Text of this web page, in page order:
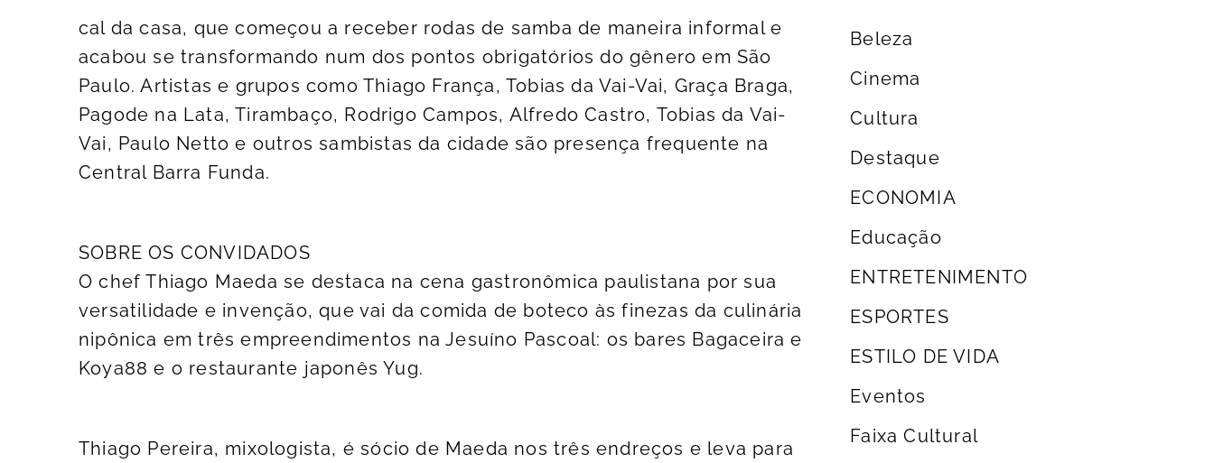
cal da casa, que começou a receber rodas de samba de maneira informal e
acabou se transformando num dos pontos obrigatórios do gênero em São
Paulo. Artistas e grupos como Thiago França, Tobias da Vai-Vai, Graça Braga,
Pagode na Lata, Tirambaço, Rodrigo Campos, Alfredo Castro, Tobias da Vai-
Vai, Paulo Netto e outros sambistas da cidade são presença frequente na
Central Barra Funda.
SOBRE OS CONVIDADOS
O chef Thiago Maeda se destaca na cena gastronômica paulistana por sua
versatilidade e invenção, que vai da comida de boteco às finezas da culinária
nipônica em três empreendimentos na Jesuíno Pascoal: os bares Bagaceira e
Koya88 e o restaurante japonês Yug.
Thiago Pereira, mixologista, é sócio de Maeda nos três endreços e leva para
Beleza
Cinema
Cultura
Destaque
ECONOMIA
Educação
ENTRETENIMENTO
ESPORTES
ESTILO DE VIDA
Eventos
Faixa Cultural